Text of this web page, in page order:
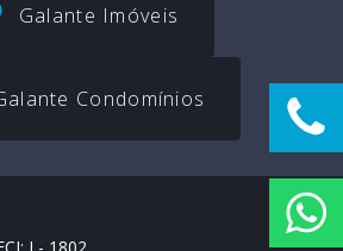
Galante Imóveis
Condomínios
J - 1802